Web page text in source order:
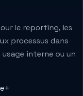
le reporting, les
processus dans
interne ou un
+